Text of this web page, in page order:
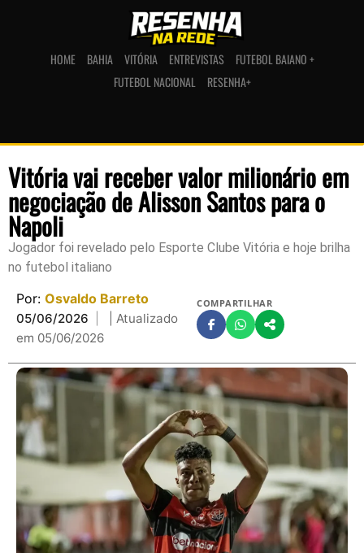
HOME BAHIA VITÓRIA ENTREVISTAS
FUTEBOL BAIANO +
FUTEBOL NACIONAL
RESENHA+
Vitória vai receber valor milionário em
negociação de Alisson Santos para o
Napoli
Jogador foi revelado pelo Esporte Clube Vitória e hoje brilha
no futebol italiano
Por: Osvaldo Barreto
05/06/2026
| Atualizado
em 05/06/2026
COMPARTILHAR